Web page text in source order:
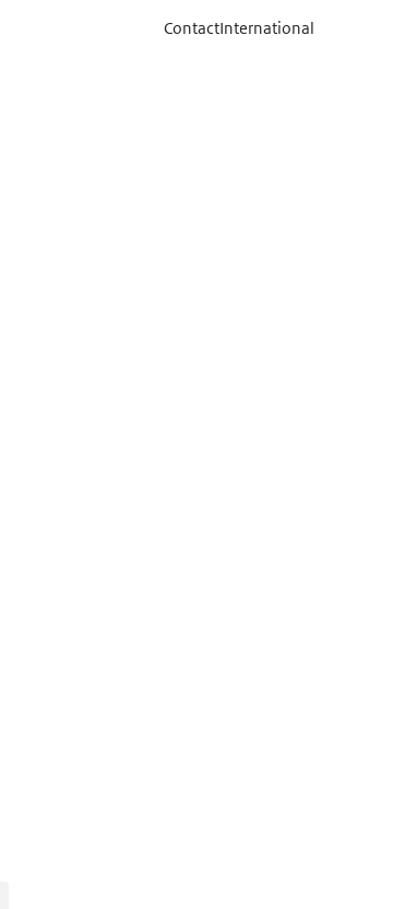
ContactInternational